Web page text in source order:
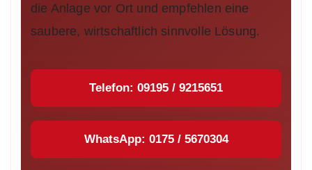
die Anlage vor Ort und empfehlen eine
saubere, wirtschaftlich sinnvolle Lösung.
Telefon: 09195 / 9215651
WhatsApp: 0175 / 5670304